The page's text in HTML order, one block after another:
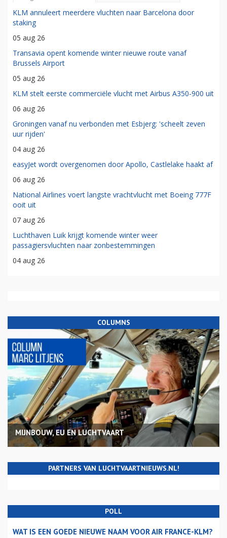
KLM annuleert meerdere vluchten naar Barcelona door
staking
05 aug 26
Transavia opent komende winter nieuwe route vanaf
Brussels Airport
05 aug 26
KLM stelt eerste commerciële vlucht met Airbus A350-900 uit
06 aug 26
Groningen vanaf nu verbonden met Esbjerg: 'scheelt zeven
uur rijden'
04 aug 26
easyJet wordt overgenomen door Apollo, Castlelake haakt af
06 aug 26
National Airlines voert langste vrachtvlucht met Boeing 777F
ooit uit
07 aug 26
Luchthaven Luik krijgt komende winter weer
passagiersvluchten naar zonbestemmingen
04 aug 26
COLUMNS
MIJNBOUW, EU EN LUCHTVAART
PARTNERS VAN LUCHTVAARTNIEUWS.NL!
POLL
WAT IS EEN GOEDE NIEUWE NAAM VOOR AIR FRANCE-KLM?